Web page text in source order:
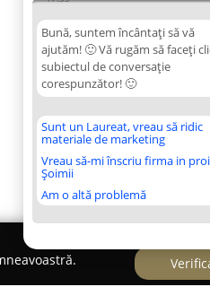
Bună, suntem încântați să vă
ajutăm! 🙂 Vă rugăm să faceți
subiectul de conversație
corespunzător! 🙂
Sunt un Laureat, vreau să ridic
materiale de marketing
Vreau să-mi înscriu firma in
Șoimii
Am o altă problemă